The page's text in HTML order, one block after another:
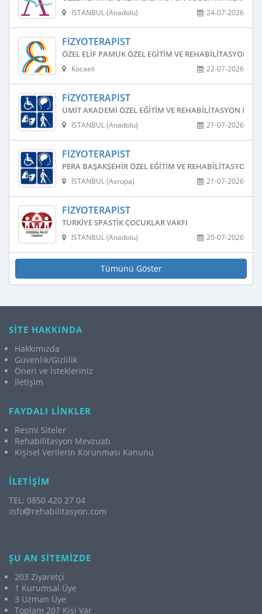
24-07-2026
İSTANBUL (Anadolu)
FIZYOTERAPIST
ÖZEL ELIF PAMUK ÖZEL EGITIM VE REHABILITASYON
22-07-2026
Kocaeli
FIZYOTERAPIST
ÜMIT AKADEMI ÖZEL EĞITIM VE REHABILITASYON
21-07-2026
İSTANBUL (Anadolu)
FIZYOTERAPIST
PERA BAŞAKŞEHIR ÖZEL EĞITIM VE REHABILITASYON
21-07-2026
İSTANBUL (Avrupa)
FIZYOTERAPIST
TÜRKIYE SPASTIK ÇOCUKLAR VAKFI
20-07-2026
İSTANBUL (Anadolu)
Tümünü Göster
SİTE HAKKINDA
Hakkımızda
Güvenlik/Gizlilik
Öneri ve İstekleriniz
İletişim
FAYDALI LİNKLER
Resmi Siteler
Rehabilitasyon Mevzuatı
Kişisel Verilerin Korunması Kanunu
İLETİŞİM
TEL: 0850 420 27 04
info
rehabilitasyon.com
ŞU AN SİTEMİZDE
203 Ziyaretçi
1 Kurumsal Üye
3 Uzman Üye
Toplam 207 Kişi Var